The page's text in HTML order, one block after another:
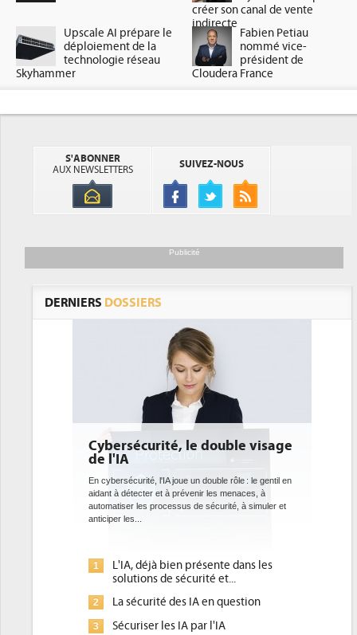
créer son canal de vente
indirecte
Upscale AI prépare le
déploiement de la
technologie réseau
Skyhammer
Fabien Petiau
nommé vice-
président de
Cloudera France
S'ABONNER
AUX NEWSLETTERS
SUIVEZ-NOUS
Publicité
DERNIERS DOSSIERS
double visage
double rôle : le gentil en
sécurité, à simuler et
DEE: l'efficacité énergétique
bientôt une obligation pour les
datacenters
Des datacenters plus durables et plus efficaces, c'est
ce que recherchent les pouvoirs publics européens
avec la mise en oeuvre de la nouvelle Directive sur
1
Qu'est-ce que la DEE (directive
d'efficacité énergétique) ?
2
DEE, une pression administrative